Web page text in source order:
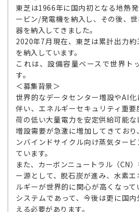
東芝は1966年に国内初となる地熱
ービン/発電機を納入し、その後、
器を納入してきました。
2020年7月現在、東芝は累計出力
を納入しています。
これは、設備容量ベースで世界ト
す。
＜募集背景＞
世界的なデータセンター増設やAI
伴い、エネルギーセキュリティ重要
荷の低い大量電力を安定供給可能な
増設需要が急激に増加してきてお
ンバインドサイクル向け蒸気ター
ています。
また、カーボンニュートラル（CN
ー源として、脱石炭が進み、水素
ルギーが世界的に関心が高くなっ
システムであって、今後は更に国
える必要があります。